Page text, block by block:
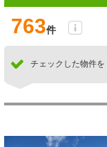
763件
チェックした物件を